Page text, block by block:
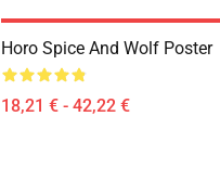
Horo Spice And Wolf Poster
18,21 € - 42,22 €